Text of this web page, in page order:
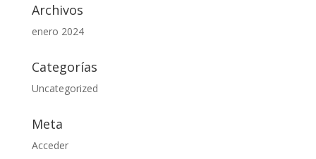
Archivos
enero 2024
Categorías
Uncategorized
Meta
Acceder